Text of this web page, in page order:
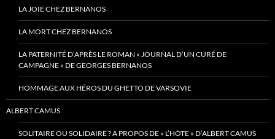
LA JOIE CHEZ BERNANOS
LA MORT CHEZ BERNANOS
LA PATERNITÉ D’APRÈS LE ROMAN « JOURNAL D’UN CURÉ DE
CAMPAGNE » DE GEORGES BERNANOS
HOMMAGE AUX HÉROS DU GHETTO DE VARSOVIE
ALBERT CAMUS
SOLITAIRE OU SOLIDAIRE ? A PROPOS DE « L’HÔTE » D’ALBERT CAMUS